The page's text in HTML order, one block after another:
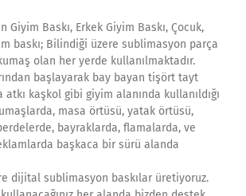
Giyim Baskı, Erkek Giyim Baskı, Çocuk,
baskı; Bilindiği üzere sublimasyon parça
olan her yerde kullanılmaktadır.
başlayarak bay bayan tişört tayt
kaşkol gibi giyim alanında kullanıldığı
masa örtüsü, yatak örtüsü,
bayraklarda, flamalarda, ve
başkaca bir sürü alanda
dijital sublimasyon baskılar üretiyoruz.